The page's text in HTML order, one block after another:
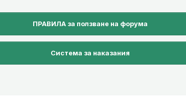
ПРАВИЛА за ползване на форума
Система за наказания